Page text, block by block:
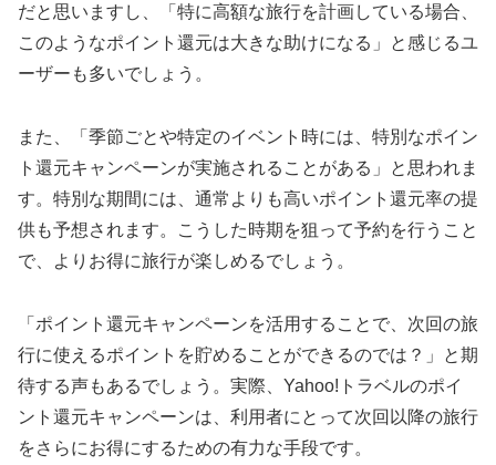
だと思いますし、「特に高額な旅行を計画している場合、
このようなポイント還元は大きな助けになる」と感じるユ
ーザーも多いでしょう。
また、「季節ごとや特定のイベント時には、特別なポイン
ト還元キャンペーンが実施されることがある」と思われま
す。特別な期間には、通常よりも高いポイント還元率の提
供も予想されます。こうした時期を狙って予約を行うこと
で、よりお得に旅行が楽しめるでしょう。
「ポイント還元キャンペーンを活用することで、次回の旅
行に使えるポイントを貯めることができるのでは？」と期
待する声もあるでしょう。実際、Yahoo!トラベルのポイ
ント還元キャンペーンは、利用者にとって次回以降の旅行
をさらにお得にするための有力な手段です。